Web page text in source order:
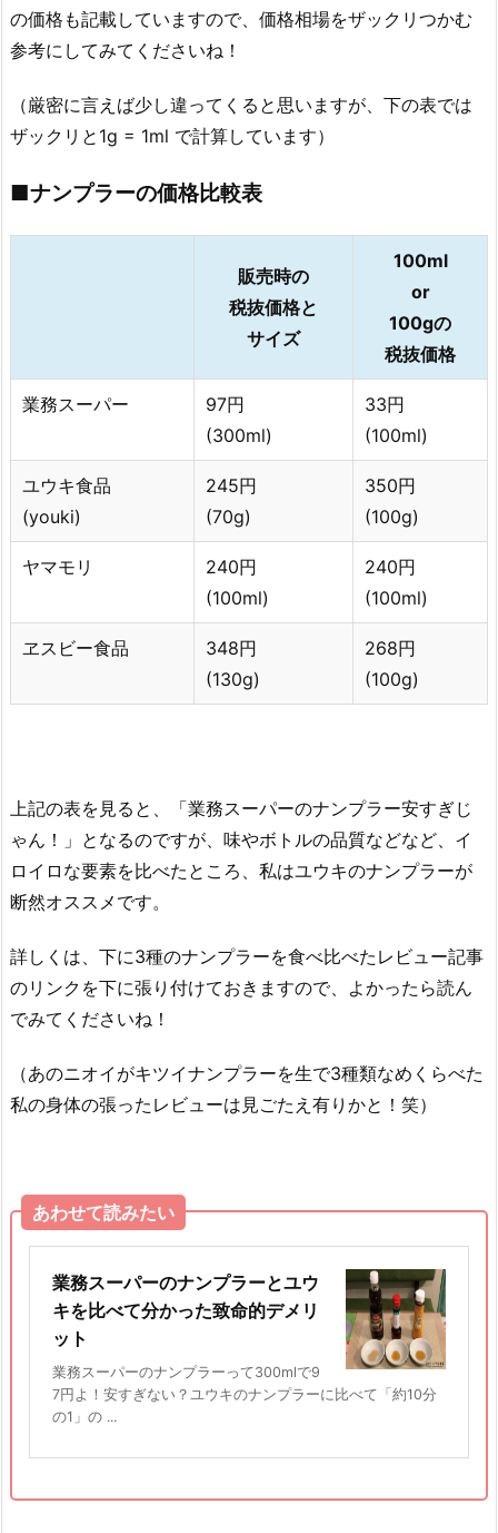
の価格も記載していますので、価格相場をザックリつかむ
参考にしてみてくださいね！
（厳密に言えば少し違ってくると思いますが、下の表では
ザックリと1g = 1ml で計算しています）
■ナンプラーの価格比較表
販売時の
税抜価格と
サイズ
100ml
or
100gの
税抜価格
業務スーパー
97円
(300ml)
33円
(100ml)
ユウキ食品
(youki)
245円
(70g)
350円
(100g)
ヤマモリ
240円
(100ml)
240円
(100ml)
ヱスビー食品
348円
(130g)
268円
(100g)
上記の表を見ると、「業務スーパーのナンプラー安すぎじ
ゃん！」となるのですが、味やボトルの品質などなど、イ
ロイロな要素を比べたところ、私はユウキのナンプラーが
断然オススメです。
詳しくは、下に3種のナンプラーを食べ比べたレビュー記事
のリンクを下に張り付けておきますので、よかったら読ん
でみてくださいね！
（あのニオイがキツイナンプラーを生で3種類なめくらべた
私の身体の張ったレビューは見ごたえ有りかと！笑）
あわせて読みたい
業務スーパーのナンプラーとユウ
キを比べて分かった致命的デメリ
ット
業務スーパーのナンプラーって300mlで9
7円よ！安すぎない？ユウキのナンプラーに比べて「約10分
の1」の ...